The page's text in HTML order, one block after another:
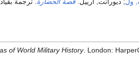
ول; ديورانت, أرييل. قصة الحضارة. ترجمة
of World Military History. London: